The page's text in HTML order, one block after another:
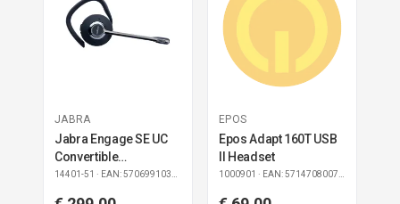
JABRA
Jabra Engage SE UC
Convertible
Einzelheadset
14401-51 · EAN: 5706991030532
EPOS
Epos Adapt 160T USB
II Headset
1000901 · EAN: 5714708007029